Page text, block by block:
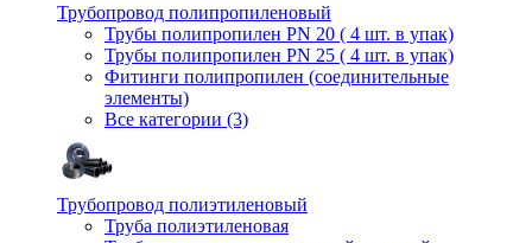
Трубопровод полипропиленовый
Трубы полипропилен PN 20 ( 4 шт. в упак)
Трубы полипропилен PN 25 ( 4 шт. в упак)
Фитинги полипропилен (cоединительные
элементы)
Все категории (3)
Трубопровод полиэтиленовый
Труба полиэтиленовая